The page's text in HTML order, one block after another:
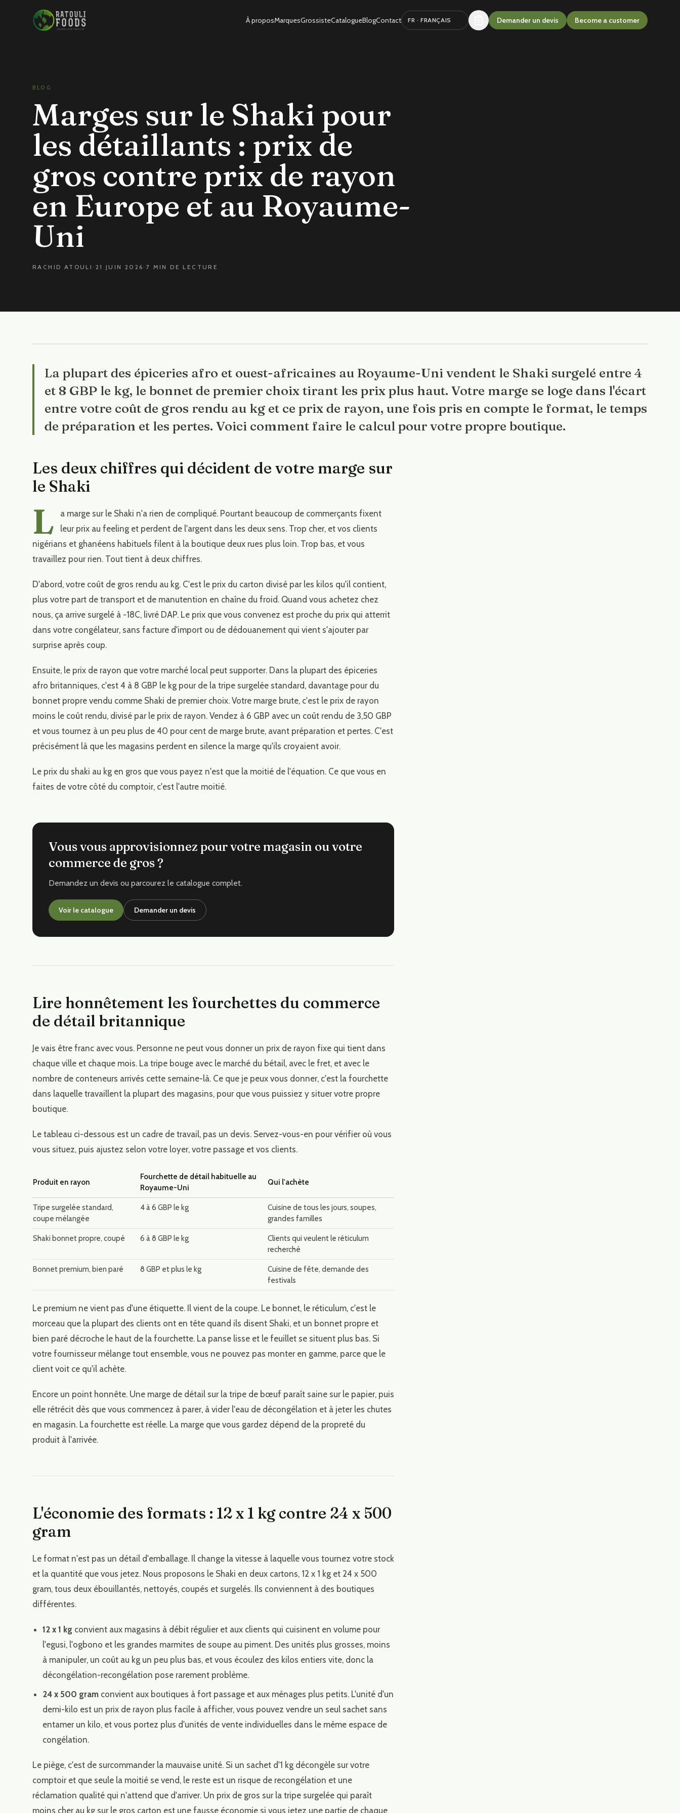
À proposMarquesGrossisteCatalogueBlogContactChoisir la langue Demander un devis Become a customer
BLOG
Marges sur le Shaki pour
les détaillants : prix de
gros contre prix de rayon
en Europe et au Royaume-
Uni
RACHID ATOULI · 21 JUIN 2026 · 7 MIN DE LECTURE
La plupart des épiceries afro et ouest-africaines au Royaume-Uni vendent le Shaki surgelé entre 4
et 8 GBP le kg, le bonnet de premier choix tirant les prix plus haut. Votre marge se loge dans l'écart
entre votre coût de gros rendu au kg et ce prix de rayon, une fois pris en compte le format, le temps
de préparation et les pertes. Voici comment faire le calcul pour votre propre boutique.
Les deux chiffres qui décident de votre marge sur
le Shaki
L
a marge sur le Shaki n'a rien de compliqué. Pourtant beaucoup de commerçants fixent
leur prix au feeling et perdent de l'argent dans les deux sens. Trop cher, et vos clients
nigérians et ghanéens habituels filent à la boutique deux rues plus loin. Trop bas, et vous
travaillez pour rien. Tout tient à deux chiffres.
D'abord, votre coût de gros rendu au kg. C'est le prix du carton divisé par les kilos qu'il contient,
plus votre part de transport et de manutention en chaîne du froid. Quand vous achetez chez
nous, ça arrive surgelé à -18C, livré DAP. Le prix que vous convenez est proche du prix qui atterrit
dans votre congélateur, sans facture d'import ou de dédouanement qui vient s'ajouter par
surprise après coup.
Ensuite, le prix de rayon que votre marché local peut supporter. Dans la plupart des épiceries
afro britanniques, c'est 4 à 8 GBP le kg pour de la tripe surgelée standard, davantage pour du
bonnet propre vendu comme Shaki de premier choix. Votre marge brute, c'est le prix de rayon
moins le coût rendu, divisé par le prix de rayon. Vendez à 6 GBP avec un coût rendu de 3,50 GBP
et vous tournez à un peu plus de 40 pour cent de marge brute, avant préparation et pertes. C'est
précisément là que les magasins perdent en silence la marge qu'ils croyaient avoir.
Le prix du shaki au kg en gros que vous payez n'est que la moitié de l'équation. Ce que vous en
faites de votre côté du comptoir, c'est l'autre moitié.
Vous vous approvisionnez pour votre magasin ou votre
commerce de gros ?
Demandez un devis ou parcourez le catalogue complet.
Voir le catalogue Demander un devis
Lire honnêtement les fourchettes du commerce
de détail britannique
Je vais être franc avec vous. Personne ne peut vous donner un prix de rayon fixe qui tient dans
chaque ville et chaque mois. La tripe bouge avec le marché du bétail, avec le fret, et avec le
nombre de conteneurs arrivés cette semaine-là. Ce que je peux vous donner, c'est la fourchette
dans laquelle travaillent la plupart des magasins, pour que vous puissiez y situer votre propre
boutique.
Le tableau ci-dessous est un cadre de travail, pas un devis. Servez-vous-en pour vérifier où vous
vous situez, puis ajustez selon votre loyer, votre passage et vos clients.
Produit en rayon
Fourchette de détail habituelle au
Royaume-Uni
Qui l'achète
Tripe surgelée standard,
coupe mélangée
4 à 6 GBP le kg
Cuisine de tous les jours, soupes,
grandes familles
Shaki bonnet propre, coupé 6 à 8 GBP le kg
Clients qui veulent le réticulum
recherché
Bonnet premium, bien paré 8 GBP et plus le kg
Cuisine de fête, demande des
festivals
Le premium ne vient pas d'une étiquette. Il vient de la coupe. Le bonnet, le réticulum, c'est le
morceau que la plupart des clients ont en tête quand ils disent Shaki, et un bonnet propre et
bien paré décroche le haut de la fourchette. La panse lisse et le feuillet se situent plus bas. Si
votre fournisseur mélange tout ensemble, vous ne pouvez pas monter en gamme, parce que le
client voit ce qu'il achète.
Encore un point honnête. Une marge de détail sur la tripe de bœuf paraît saine sur le papier, puis
elle rétrécit dès que vous commencez à parer, à vider l'eau de décongélation et à jeter les chutes
en magasin. La fourchette est réelle. La marge que vous gardez dépend de la propreté du
produit à l'arrivée.
L'économie des formats : 12 x 1 kg contre 24 x 500
gram
Le format n'est pas un détail d'emballage. Il change la vitesse à laquelle vous tournez votre stock
et la quantité que vous jetez. Nous proposons le Shaki en deux cartons, 12 x 1 kg et 24 x 500
gram, tous deux ébouillantés, nettoyés, coupés et surgelés. Ils conviennent à des boutiques
différentes.
12 x 1 kg convient aux magasins à débit régulier et aux clients qui cuisinent en volume pour
l'egusi, l'ogbono et les grandes marmites de soupe au piment. Des unités plus grosses, moins
à manipuler, un coût au kg un peu plus bas, et vous écoulez des kilos entiers vite, donc la
décongélation-recongélation pose rarement problème.
24 x 500 gram convient aux boutiques à fort passage et aux ménages plus petits. L'unité d'un
demi-kilo est un prix de rayon plus facile à afficher, vous pouvez vendre un seul sachet sans
entamer un kilo, et vous portez plus d'unités de vente individuelles dans le même espace de
congélation.
Le piège, c'est de surcommander la mauvaise unité. Si un sachet d'1 kg décongèle sur votre
comptoir et que seule la moitié se vend, le reste est un risque de recongélation et une
réclamation qualité qui n'attend que d'arriver. Un prix de gros sur la tripe surgelée qui paraît
moins cher au kg sur le gros carton est une fausse économie si vous jetez une partie de chaque